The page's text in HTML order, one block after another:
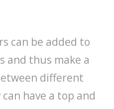
can be added to
and thus make a
different
have a top and